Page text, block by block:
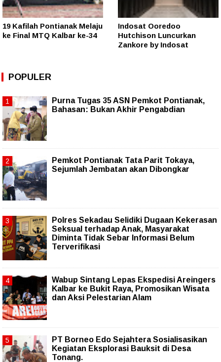
19 Kafilah Pontianak Melaju
ke Final MTQ Kalbar ke-34
Indosat Ooredoo
Hutchison Luncurkan
Zankore by Indosat
POPULER
Purna Tugas 35 ASN Pemkot Pontianak,
Bahasan: Bukan Akhir Pengabdian
Pemkot Pontianak Tata Parit Tokaya,
Sejumlah Jembatan akan Dibongkar
Polres Sekadau Selidiki Dugaan Kekerasan
Seksual terhadap Anak, Masyarakat
Diminta Tidak Sebar Informasi Belum
Terverifikasi
Wabup Sintang Lepas Ekspedisi Areingers
Kalbar ke Bukit Raya, Promosikan Wisata
dan Aksi Pelestarian Alam
PT Borneo Edo Sejahtera Sosialisasikan
Kegiatan Eksplorasi Bauksit di Desa
Tonang.